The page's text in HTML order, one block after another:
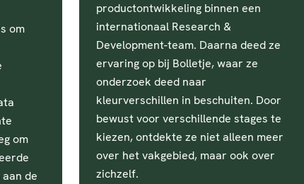
om
om
de
productontwikkeling binnen een
internationaal Research &
Development-team. Daarna deed ze
ervaring op bij Bolletje, waar ze
onderzoek deed naar
kleurverschillen in beschuiten. Door
bewust voor verschillende stages te
kiezen, ontdekte ze niet alleen meer
over het vakgebied, maar ook over
zichzelf.